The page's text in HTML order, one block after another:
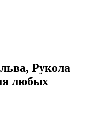
Рукола
любых